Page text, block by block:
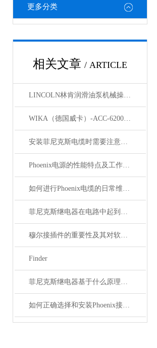
更多分类
相关文章 / ARTICLE
LINCOLN林肯润滑油泵机械操作原理
WIKA（德国威卡）-ACC-6200系列压力变送器简介
安装菲尼克斯电缆时需要注意哪些事项？
Phoenix电源的性能特点及工作温度分析
如何进行Phoenix电缆的日常维护和保养？
菲尼克斯继电器在电路中起到什么作用？
穆尔接插件的重要性及其对软件开发的影响
Finder
菲尼克斯继电器基于什么原理工作？
如何正确选择和安装Phoenix接插件以确保其性能？